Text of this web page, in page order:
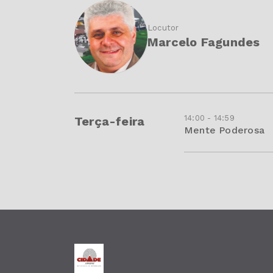
Locutor
Marcelo Fagundes
Terça-feira 14:00 - 14:59
Mente Poderosa